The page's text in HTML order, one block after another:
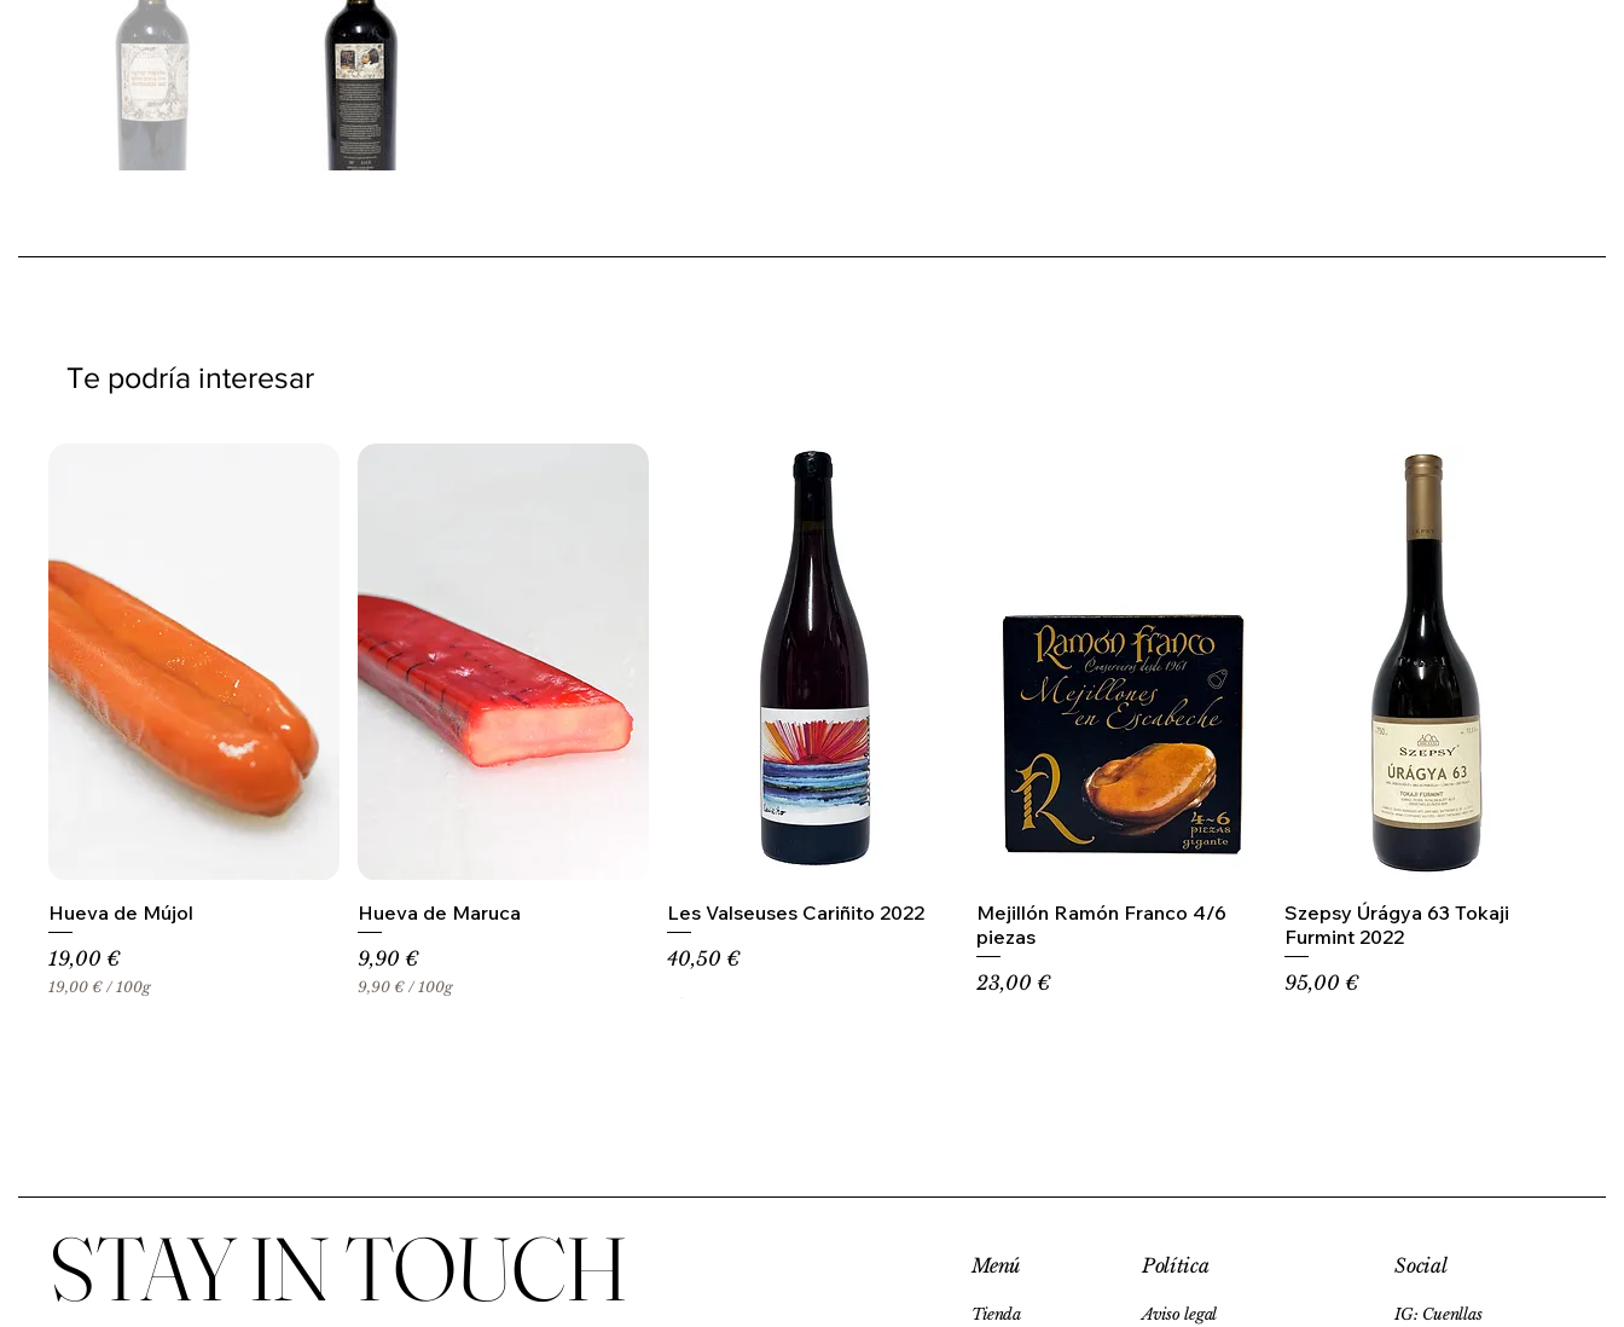
Te podría interesar
Hueva de Mújol
Precio
19,00 €
19,00 € / 100g
1
G
a
Hueva de Maruca
Precio
9,90 €
9,90 € / 100g
0
G
m
Les Valseuses Cariñito 2022
Precio
40,50 €
Mejillón Ramón Franco 4/6
piezas
Precio
23,00 €
Szepsy Úrágya 63 Tokaji
Furmint 2022
Precio
95,00 €
STAY IN TOUCH Menú
Tienda
Política
Aviso legal
Social
IG: Cuenllas